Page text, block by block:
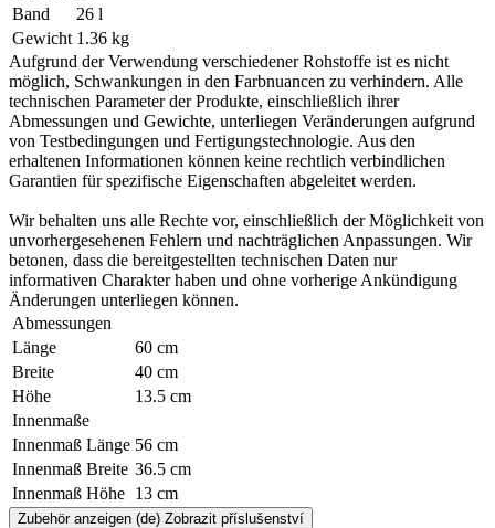
Band
26 l
Gewicht 1.36 kg
Aufgrund der Verwendung verschiedener Rohstoffe ist es nicht
möglich, Schwankungen in den Farbnuancen zu verhindern. Alle
technischen Parameter der Produkte, einschließlich ihrer
Abmessungen und Gewichte, unterliegen Veränderungen aufgrund
von Testbedingungen und Fertigungstechnologie. Aus den
erhaltenen Informationen können keine rechtlich verbindlichen
Garantien für spezifische Eigenschaften abgeleitet werden.
Wir behalten uns alle Rechte vor, einschließlich der Möglichkeit von
unvorhergesehenen Fehlern und nachträglichen Anpassungen. Wir
betonen, dass die bereitgestellten technischen Daten nur
informativen Charakter haben und ohne vorherige Ankündigung
Änderungen unterliegen können.
Abmessungen
Länge
60 cm
Breite
40 cm
Höhe
13.5 cm
Innenmaße
Innenmaß Länge 56 cm
Innenmaß Breite 36.5 cm
Innenmaß Höhe 13 cm
Zubehör anzeigen (de) Zobrazit příslušenství